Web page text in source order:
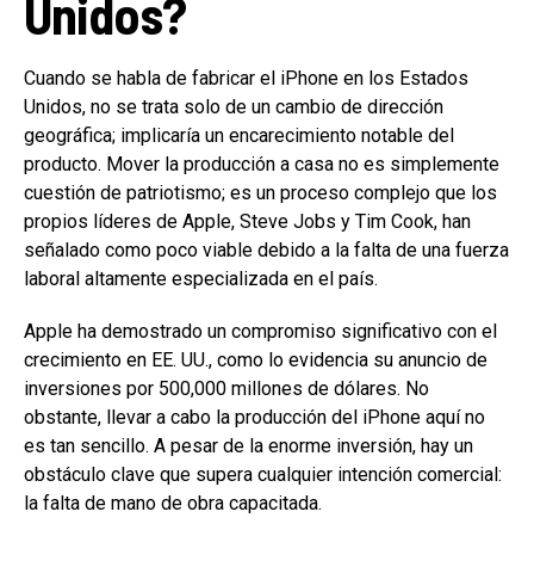
Unidos?
Cuando se habla de fabricar el iPhone en los Estados
Unidos, no se trata solo de un cambio de dirección
geográfica; implicaría un encarecimiento notable del
producto. Mover la producción a casa no es simplemente
cuestión de patriotismo; es un proceso complejo que los
propios líderes de Apple, Steve Jobs y Tim Cook, han
señalado como poco viable debido a la falta de una fuerza
laboral altamente especializada en el país.
Apple ha demostrado un compromiso significativo con el
crecimiento en EE. UU., como lo evidencia su anuncio de
inversiones por 500,000 millones de dólares. No
obstante, llevar a cabo la producción del iPhone aquí no
es tan sencillo. A pesar de la enorme inversión, hay un
obstáculo clave que supera cualquier intención comercial:
la falta de mano de obra capacitada.